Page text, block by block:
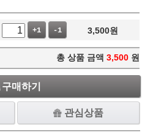
+1 -1 3,500원
총 상품 금액 3,500 원
구매하기
관심상품